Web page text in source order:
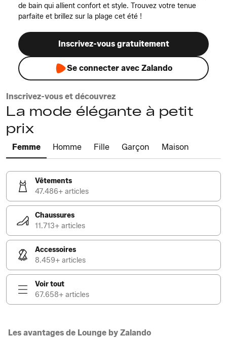
de bain qui allient confort et style. Trouvez votre tenue
parfaite et brillez sur la plage cet été !
Inscrivez-vous gratuitement
Se connecter avec Zalando
Inscrivez-vous et découvrez
La mode élégante à petit
prix
Femme Homme Fille Garçon Maison
Vêtements
47.486+ articles
Chaussures
11.713+ articles
Accessoires
8.459+ articles
Voir tout
67.658+ articles
Les avantages de Lounge by Zalando